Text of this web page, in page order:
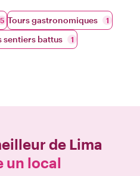
5 Tours gastronomiques 1
sentiers battus 1
de Lima
un local